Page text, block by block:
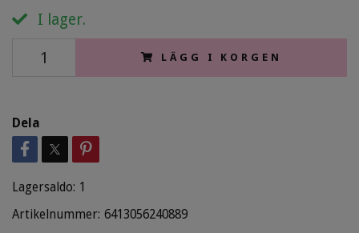
I lager.
LÄGG I KORGEN
Dela
Lagersaldo: 1
Artikelnummer: 6413056240889